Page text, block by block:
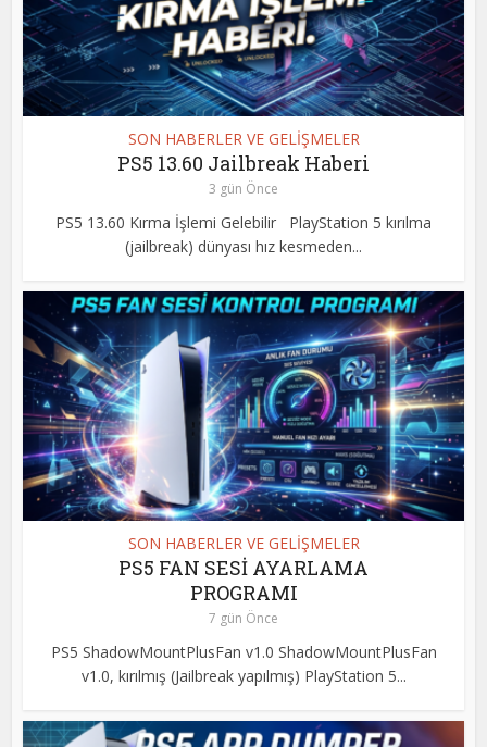
SON HABERLER VE GELİŞMELER
PS5 13.60 Jailbreak Haberi
3 gün Önce
PS5 13.60 Kırma İşlemi Gelebilir PlayStation 5 kırılma
(jailbreak) dünyası hız kesmeden...
SON HABERLER VE GELİŞMELER
PS5 FAN SESİ AYARLAMA
PROGRAMI
7 gün Önce
PS5 ShadowMountPlusFan v1.0 ShadowMountPlusFan
v1.0, kırılmış (Jailbreak yapılmış) PlayStation 5...